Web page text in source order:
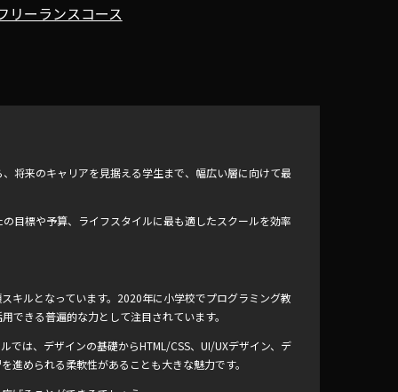
リーランスコース
将来のキャリアを見据える学生まで、幅広い層に向けて最
目標や予算、ライフスタイルに最も適したスクールを効率
キルとなっています。2020年に小学校でプログラミング教
きる普遍的な力として注目されています。
は、デザインの基礎からHTML/CSS、UI/UXデザイン、デ
められる柔軟性があることも大きな魅力です。